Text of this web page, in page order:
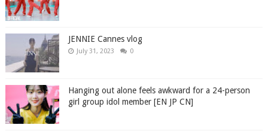
JENNIE Cannes vlog
July 31, 2023 0
Hanging out alone feels awkward for a 24-person
girl group idol member [EN JP CN]